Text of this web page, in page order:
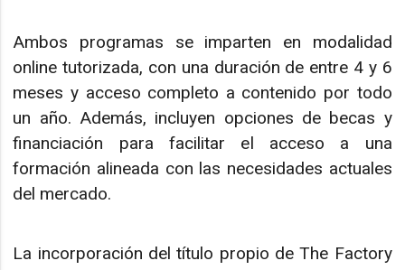
Ambos programas se imparten en modalidad
online tutorizada, con una duración de entre 4 y 6
meses y acceso completo a contenido por todo
un año. Además, incluyen opciones de becas y
financiación para facilitar el acceso a una
formación alineada con las necesidades actuales
del mercado.
La incorporación del título propio de The Factory